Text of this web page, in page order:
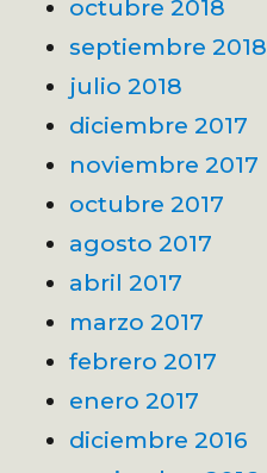
octubre 2018
septiembre 2018
julio 2018
diciembre 2017
noviembre 2017
octubre 2017
agosto 2017
abril 2017
marzo 2017
febrero 2017
enero 2017
diciembre 2016